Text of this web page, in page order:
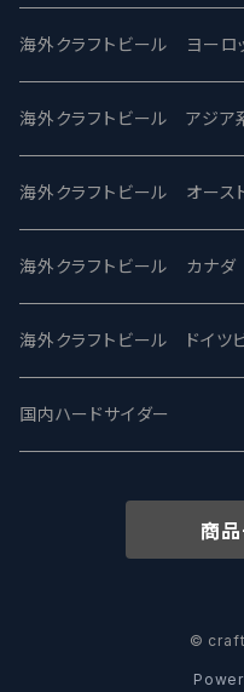
バテレ -VERTERE
2nd Story Ale Works -セカ
ビアへるん - Beer Hearn
忽布古丹醸造 - HOP KOTAN
ワイマーケットブルーイン
志賀高原ビール -
箕面ビール - MINOH
サンクトガーレン - Sankt
Modern Times モダンタ
Maui マウイ
Toppling Goliath トップリ
Fair State フェアステイト
Lagunitas ラグニタス
FirestoneWalker ファイア
Mikkeller ミッケラー
Hop Nation ホップネーシ
海外クラフトビール ヨーロ
UnBarred -アンバード
SAIREN /サイレン
ワイルドチャイルド - Wilde
BrewDog Brewery - ブリュ
The Flying Inn / ザ フライイ
Lambiek Fabriek - ファブ
海外クラフトビール アジア
gweilo-鬼佬 グウァイロ
Heart Of Darkness - ハート
Carbon brews -カーボン
TAIHU - タイフー
Behemoth - ベヒーモス
海外クラフトビール オース
ROCKY RIDGE - ロッキーリ
BODRIGGY BREWING ボ
CO-CONSPIRATORS コ・
Deep Creek Brewing Co.
8 Wired エイトワイアード
海外クラフトビール カナダ
Jackie O's ジャッキーオー
Westbrook ウェストブルッ
Strathcona ストラスコナ
ODIN BREWING オディン
海外クラフトビール ドイツ
Karmeliten カーメリテン
Früh フリュー
国内ハードサイダー
商
©